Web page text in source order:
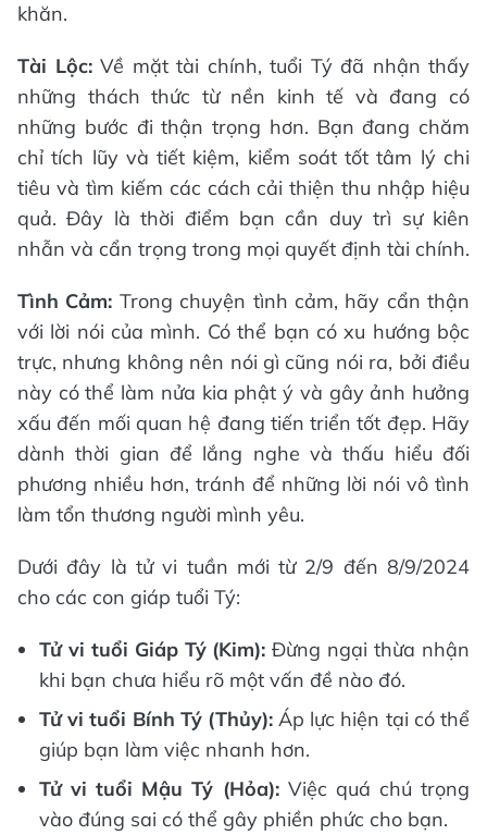
khăn.
Tài Lộc: Về mặt tài chính, tuổi Tý đã nhận thấy
những thách thức từ nền kinh tế và đang có
những bước đi thận trọng hơn. Bạn đang chăm
chỉ tích lũy và tiết kiệm, kiểm soát tốt tâm lý chi
tiêu và tìm kiếm các cách cải thiện thu nhập hiệu
quả. Đây là thời điểm bạn cần duy trì sự kiên
nhẫn và cẩn trọng trong mọi quyết định tài chính.
Tình Cảm: Trong chuyện tình cảm, hãy cẩn thận
với lời nói của mình. Có thể bạn có xu hướng bộc
trực, nhưng không nên nói gì cũng nói ra, bởi điều
này có thể làm nửa kia phật ý và gây ảnh hưởng
xấu đến mối quan hệ đang tiến triển tốt đẹp. Hãy
dành thời gian để lắng nghe và thấu hiểu đối
phương nhiều hơn, tránh để những lời nói vô tình
làm tổn thương người mình yêu.
Dưới đây là tử vi tuần mới từ 2/9 đến 8/9/2024
cho các con giáp tuổi Tý:
Tử vi tuổi Giáp Tý (Kim): Đừng ngại thừa nhận
khi bạn chưa hiểu rõ một vấn đề nào đó.
Tử vi tuổi Bính Tý (Thủy):Áp lực hiện tại có thể
giúp bạn làm việc nhanh hơn.
Tử vi tuổi Mậu Tý (Hỏa):Việc quá chú trọng
vào đúng sai có thể gây phiền phức cho bạn.